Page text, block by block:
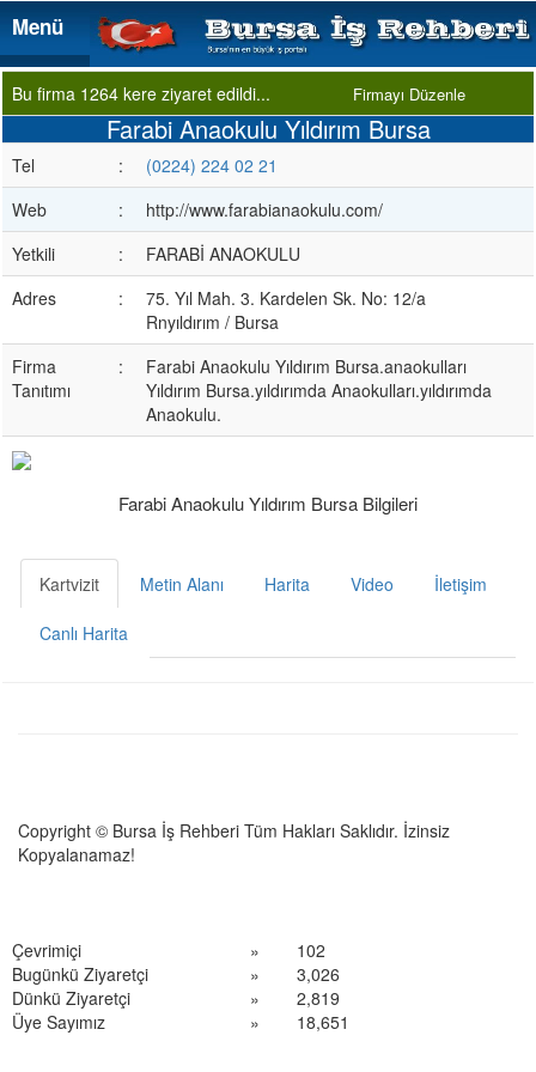
Menü
Menü
Bu firma 1264 kere ziyaret edildi... Firmayı Düzenle
Farabi Anaokulu Yıldırım Bursa
Tel :
(0224) 224 02 21
Web
:
http://www.farabianaokulu.com/
Yetkili
:
FARABİ ANAOKULU
Adres
:
75. Yıl Mah. 3. Kardelen Sk. No: 12/a
Rnyıldırım / Bursa
Firma
Tanıtımı
:
Farabi Anaokulu Yıldırım Bursa.anaokulları
Yıldırım Bursa.yıldırımda Anaokulları.yıldırımda
Anaokulu.
Farabi Anaokulu Yıldırım Bursa Bilgileri
Kartvizit Metin Alanı Harita Video İletişim
Canlı Harita
Copyright © Bursa İş Rehberi Tüm Hakları Saklıdır. İzinsiz
Kopyalanamaz!
Çevrimiçi »
102
Bugünkü Ziyaretçi
»
3,026
Dünkü Ziyaretçi
»
2,819
Üye Sayımız
» 18,651